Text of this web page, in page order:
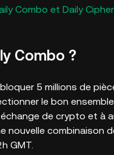
Combo et Daily Cipher
Combo ?
5 millions de
le bon
de crypto et à
nouvelle combinaison
GMT.